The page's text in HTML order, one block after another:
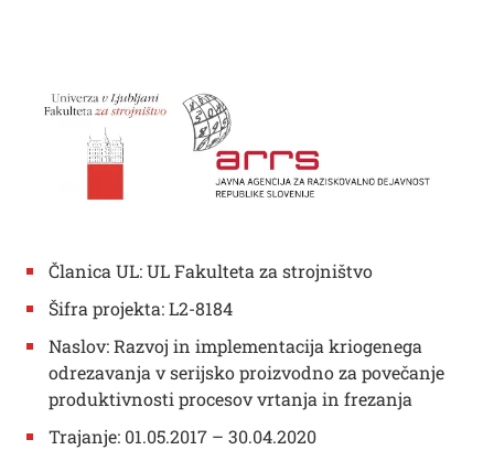
Članica UL: UL Fakulteta za strojništvo
Šifra projekta: L2-8184
Naslov: Razvoj in implementacija kriogenega
odrezavanja v serijsko proizvodno za povečanje
produktivnosti procesov vrtanja in frezanja
Trajanje: 01.05.2017 – 30.04.2020